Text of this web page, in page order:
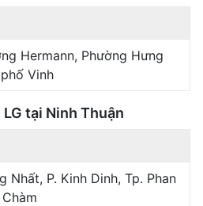
Hermann, Phường Hưng
Vinh
tại Ninh Thuận
Nhất, P. Kinh Dinh, Tp. Phan